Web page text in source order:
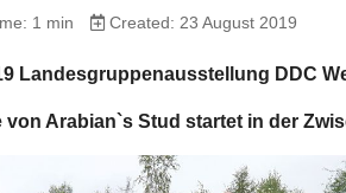
1 min Created: 23 August 2019
Landesgruppenausstellung DDC
von Arabian`s Stud startet in der